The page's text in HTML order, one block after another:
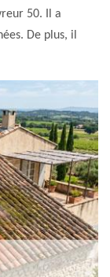
50. Il a
De plus, il